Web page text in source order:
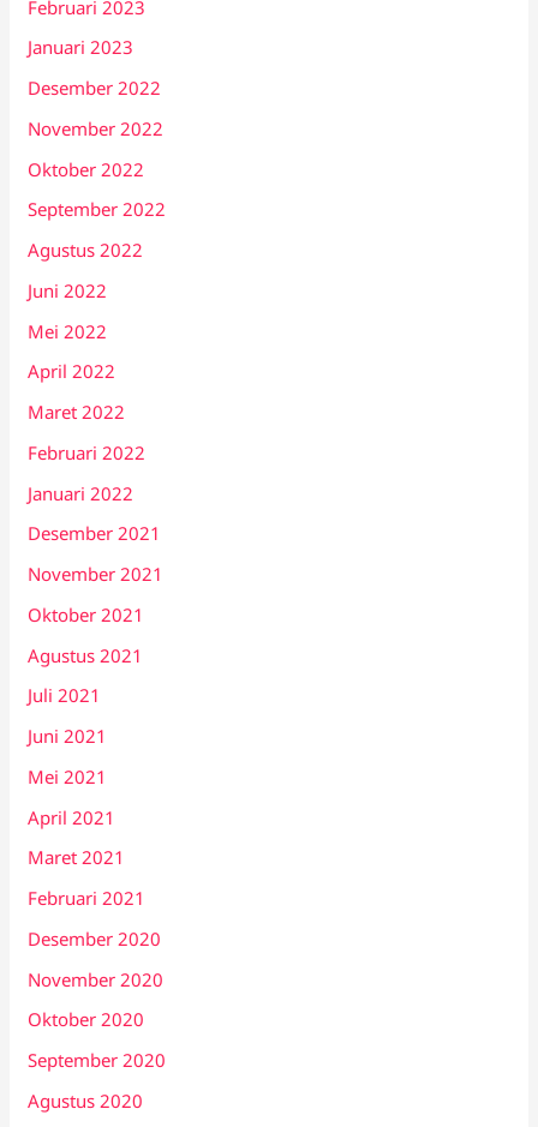
Februari 2023
Januari 2023
Desember 2022
November 2022
Oktober 2022
September 2022
Agustus 2022
Juni 2022
Mei 2022
April 2022
Maret 2022
Februari 2022
Januari 2022
Desember 2021
November 2021
Oktober 2021
Agustus 2021
Juli 2021
Juni 2021
Mei 2021
April 2021
Maret 2021
Februari 2021
Desember 2020
November 2020
Oktober 2020
September 2020
Agustus 2020